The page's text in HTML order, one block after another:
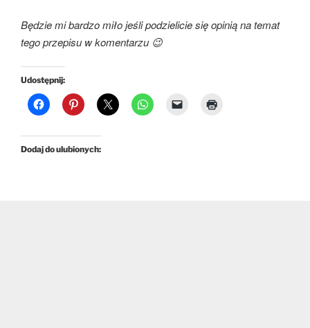
Będzie mi bardzo miło jeśli podzielicie się opinią na temat
tego przepisu w komentarzu 😉
Udostępnij:
Dodaj do ulubionych: